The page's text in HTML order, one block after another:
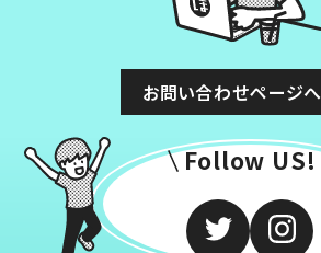
お問い合わせページへ
Follow US!